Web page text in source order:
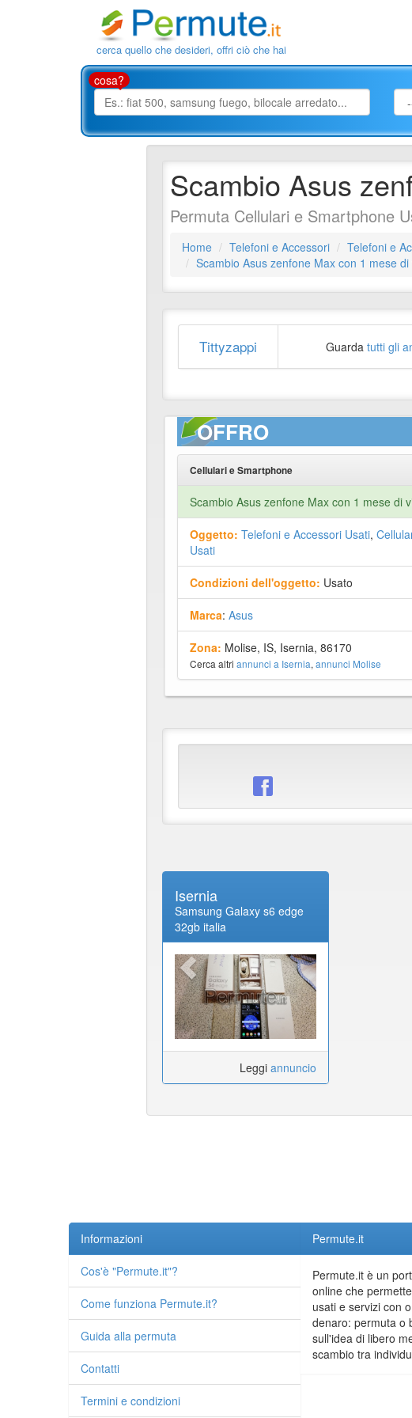
cerca quello che desideri, offri ciò che hai
cosa?
Scambio Asus
Permuta Cellulari e Smartphone
Home Telefoni e Accessori Telefoni e
Scambio Asus zenfone Max con 1 mese di
Tittyzappi Guarda tutti gli
OFFRO
Cellulari e Smartphone
Scambio Asus zenfone Max con 1 mese di
Oggetto: Telefoni e Accessori Usati,
Usati
Condizioni dell'oggetto: Usato
Marca: Asus
Zona: Molise, IS, Isernia, 86170
Cerca altri annunci a Isernia, annunci Molise
Isernia
Samsung Galaxy s6 edge
32gb italia
Leggi annuncio
Informazioni
Cos'è "Permute.it"?
Come funziona Permute.it?
Guida alla permuta
Contatti
Termini e condizioni
Permute.it
Permute.it è un
online che
usati e servizi con
denaro: permuta o
sull'idea di libero
scambio tra